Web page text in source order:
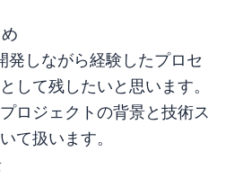
発しながら経験したプロセ
して残したいと思います。
ロジェクトの背景と技術ス
て扱います。